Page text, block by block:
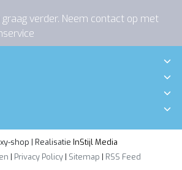
graag verder. Neem contact op met
shop | Realisatie InStijl Media
| Privacy Policy | Sitemap | RSS Feed